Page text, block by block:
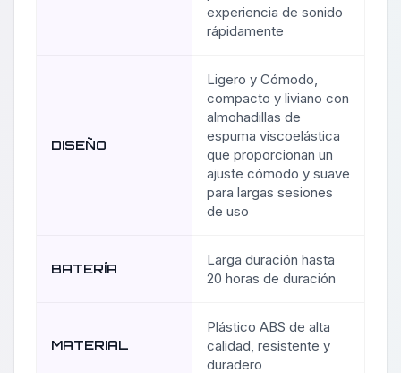
experiencia de sonido
rápidamente
DISEÑO
Ligero y Cómodo,
compacto y liviano con
almohadillas de
espuma viscoelástica
que proporcionan un
ajuste cómodo y suave
para largas sesiones
de uso
BATERÍA
Larga duración hasta
20 horas de duración
MATERIAL
Plástico ABS de alta
calidad, resistente y
duradero